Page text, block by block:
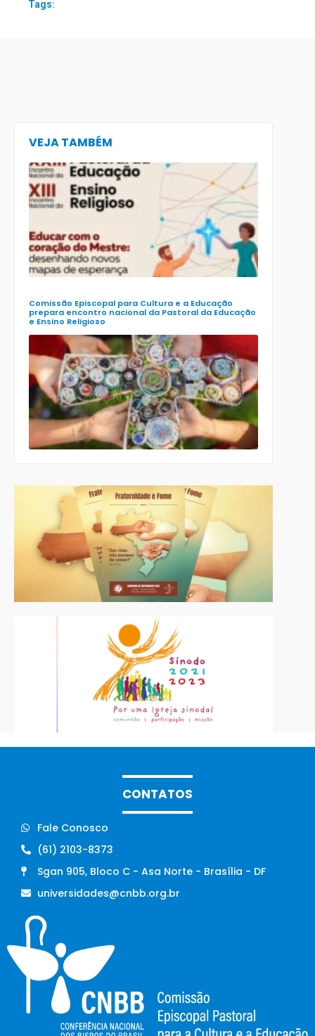
Tags:
VEJA TAMBÉM
Comissão Episcopal para Cultura e a Educação
prepara encontro nacional da Pastoral da Educação
e Ensino Religioso
CONTATOS
Fale Conosco
(61) 2103-8373
Sgan 905, Bloco C - Asa Norte - Brasília - DF
universidades@cnbb.org.br